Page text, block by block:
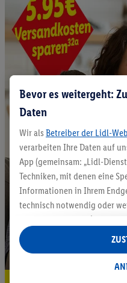
Bevor es weitergeht:
Daten
Wir als Betreiber der Lidl-
verarbeiten Ihre Daten auf
App (gemeinsam: „Lidl-
Techniken, mit denen eine
Informationen in Ihrem
technisch notwendig oder
auch durch Partner (u.a.
Verantwortliche; im
insgesamt
Statistik-Erstellung oder für